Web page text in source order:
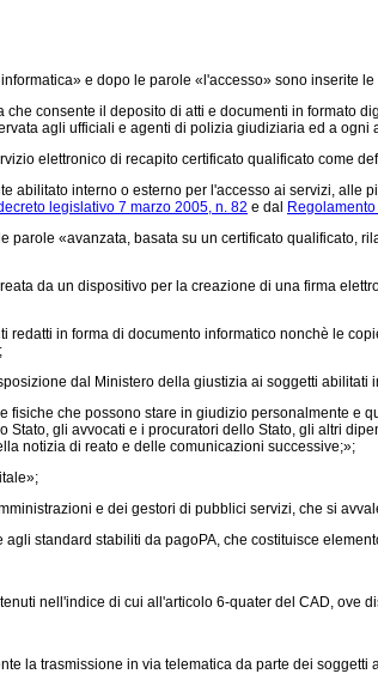
e dopo le parole «l'accesso» sono inserite
consente il deposito di atti e documenti in formato
agli ufficiali e agenti di polizia giudiziaria ed a
elettronico di recapito certificato qualificato come
interno o esterno per l'accesso ai servizi, alle
legislativo 7 marzo 2005, n. 82 e dal
«avanzata, basata su un certificato qualificato,
da un dispositivo per la creazione di una firma
in forma di documento informatico nonchè le
dal Ministero della giustizia ai soggetti abilitati
che possono stare in giudizio personalmente e
gli avvocati e i procuratori dello Stato, gli altri
notizia di reato e delle comunicazioni successive;»;
e dei gestori di pubblici servizi, che si
standard stabiliti da pagoPA, che costituisce
nell'indice di cui all'articolo 6-quater del CAD, ove
la trasmissione in via telematica da parte dei